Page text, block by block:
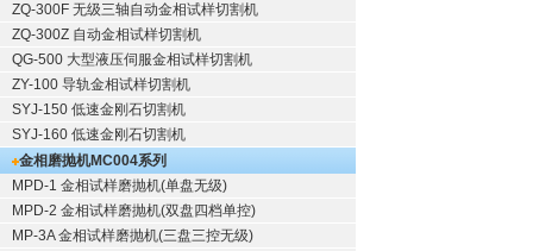
ZQ-300F 无级三轴自动金相试样切割机
ZQ-300Z 自动金相试样切割机
QG-500 大型液压伺服金相试样切割机
ZY-100 导轨金相试样切割机
SYJ-150 低速金刚石切割机
SYJ-160 低速金刚石切割机
金相磨抛机MC004系列
MPD-1 金相试样磨抛机(单盘无级)
MPD-2 金相试样磨抛机(双盘四档单控)
MP-3A 金相试样磨抛机(三盘三控无级)